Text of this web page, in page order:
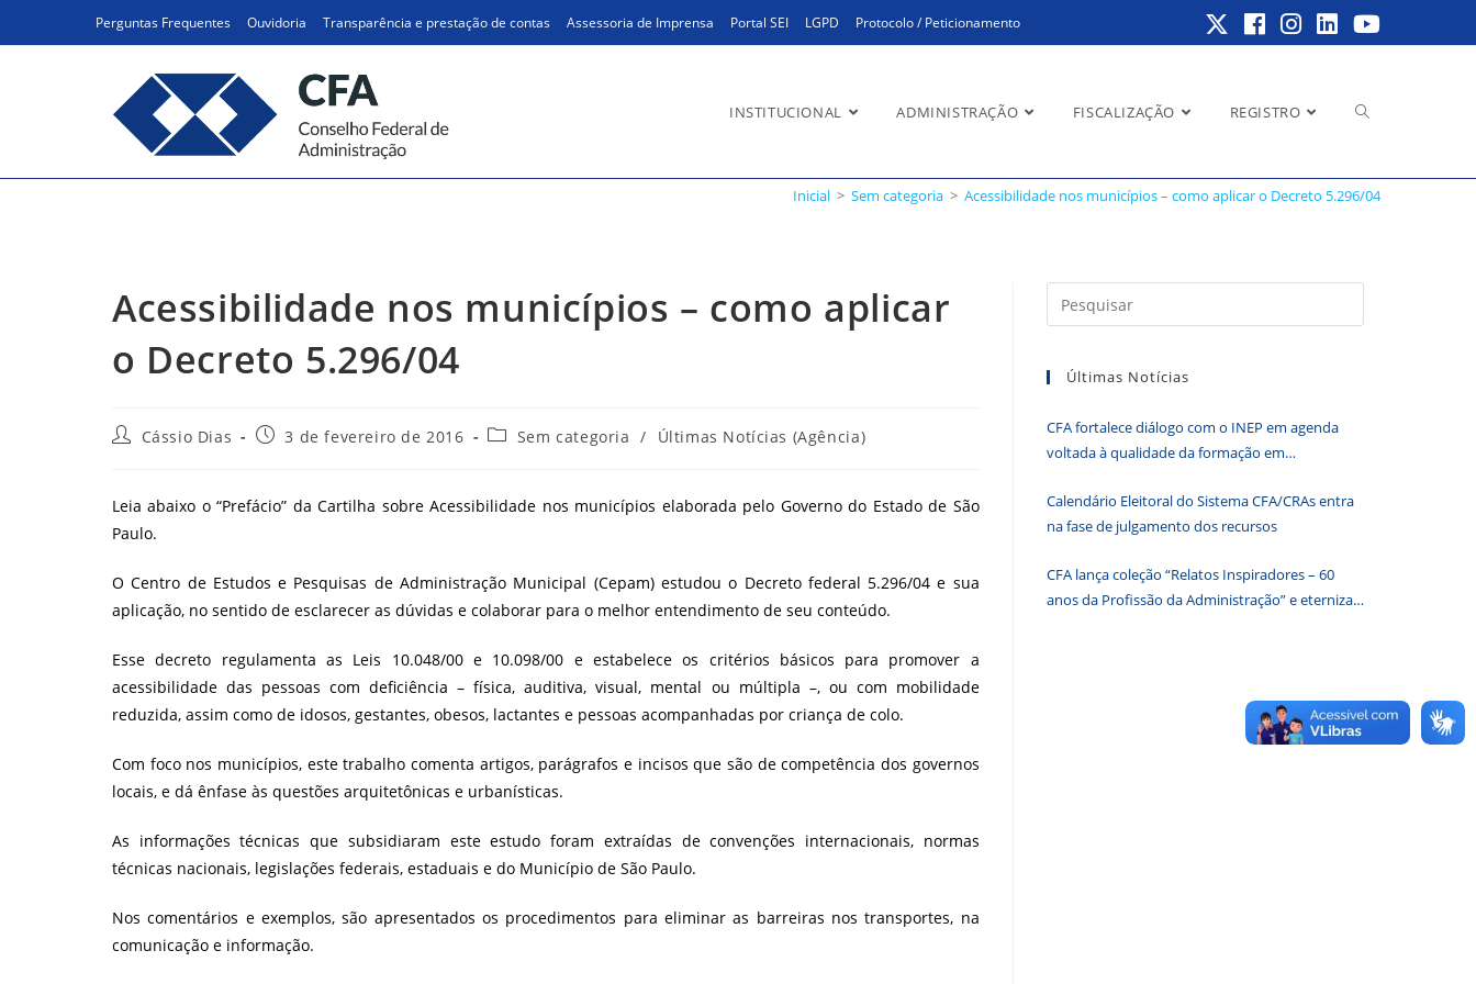
para
Perguntas Frequentes Ouvidoria Transparência e prestação de contas Assessoria de Imprensa Portal SEI LGPD Protocolo / Peticionamento
INSTITUCIONAL ADMINISTRAÇÃO FISCALIZAÇÃO REGISTRO Alternar
do
Acessibilidade nos municípios – como aplicar o Decreto 5.296/04
Inicial > Sem categoria > Acessibilidade nos municípios – como aplicar o Decreto 5.296/04
Acessibilidade nos municípios – como aplicar
o Decreto 5.296/04
AutorCássio Dias
Post3 de fevereiro de 2016
Categoria
Sem categoria / Últimas Notícias (Agência)
Leia abaixo o “Prefácio” da Cartilha sobre Acessibilidade nos municípios elaborada pelo Governo do Estado de São
Paulo.
O Centro de Estudos e Pesquisas de Administração Municipal (Cepam) estudou o Decreto federal 5.296/04 e sua
aplicação, no sentido de esclarecer as dúvidas e colaborar para o melhor entendimento de seu conteúdo.
Esse decreto regulamenta as Leis 10.048/00 e 10.098/00 e estabelece os critérios básicos para promover a
acessibilidade das pessoas com deficiência – física, auditiva, visual, mental ou múltipla –, ou com mobilidade
reduzida, assim como de idosos, gestantes, obesos, lactantes e pessoas acompanhadas por criança de colo.
Com foco nos municípios, este trabalho comenta artigos, parágrafos e incisos que são de competência dos governos
locais, e dá ênfase às questões arquitetônicas e urbanísticas.
As informações técnicas que subsidiaram este estudo foram extraídas de convenções internacionais, normas
técnicas nacionais, legislações federais, estaduais e do Município de São Paulo.
Nos comentários e exemplos, são apresentados os procedimentos para eliminar as barreiras nos transportes, na
comunicação e informação.
a
Últimas Notícias
CFA fortalece diálogo com o INEP em agenda
voltada à qualidade da formação em
Calendário Eleitoral do Sistema CFA/CRAs entra
na fase de julgamento dos recursos
CFA lança coleção “Relatos Inspiradores – 60
anos da Profissão da Administração” e eterniza